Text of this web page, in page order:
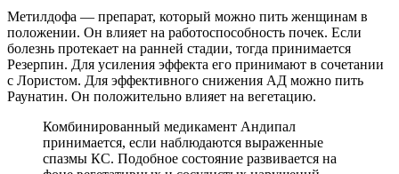
Метилдофа — препарат, который можно пить женщинам в
положении. Он влияет на работоспособность почек. Если
болезнь протекает на ранней стадии, тогда принимается
Резерпин. Для усиления эффекта его принимают в сочетании
с Лористом. Для эффективного снижения АД можно пить
Раунатин. Он положительно влияет на вегетацию.
Комбинированный медикамент Андипал
принимается, если наблюдаются выраженные
спазмы КС. Подобное состояние развивается на